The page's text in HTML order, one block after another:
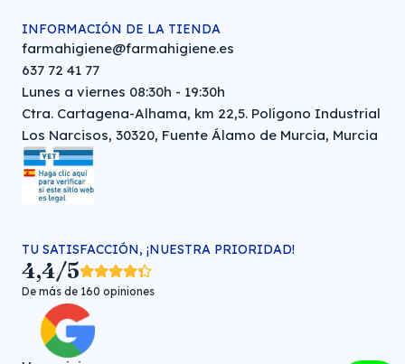
INFORMACIÓN DE LA TIENDA
farmahigiene@farmahigiene.es
637 72 41 77
Lunes a viernes 08:30h - 19:30h
Ctra. Cartagena-Alhama, km 22,5. Polígono Industrial
Los Narcisos, 30320, Fuente Álamo de Murcia, Murcia
TU SATISFACCIÓN, ¡NUESTRA PRIORIDAD!
4,4/5
De más de 160 opiniones